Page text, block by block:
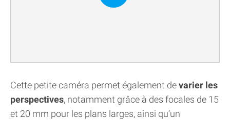
Cette petite caméra permet également devarier les
perspectives, notamment grâce à des focales de 15
et 20 mm pour les plans larges, ainsi qu’un